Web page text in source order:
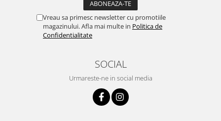
Vreau sa primesc newsletter cu promotiile
magazinului. Afla mai multe in Politica de
Confidentialitate
SOCIAL
Urmareste-ne in social media